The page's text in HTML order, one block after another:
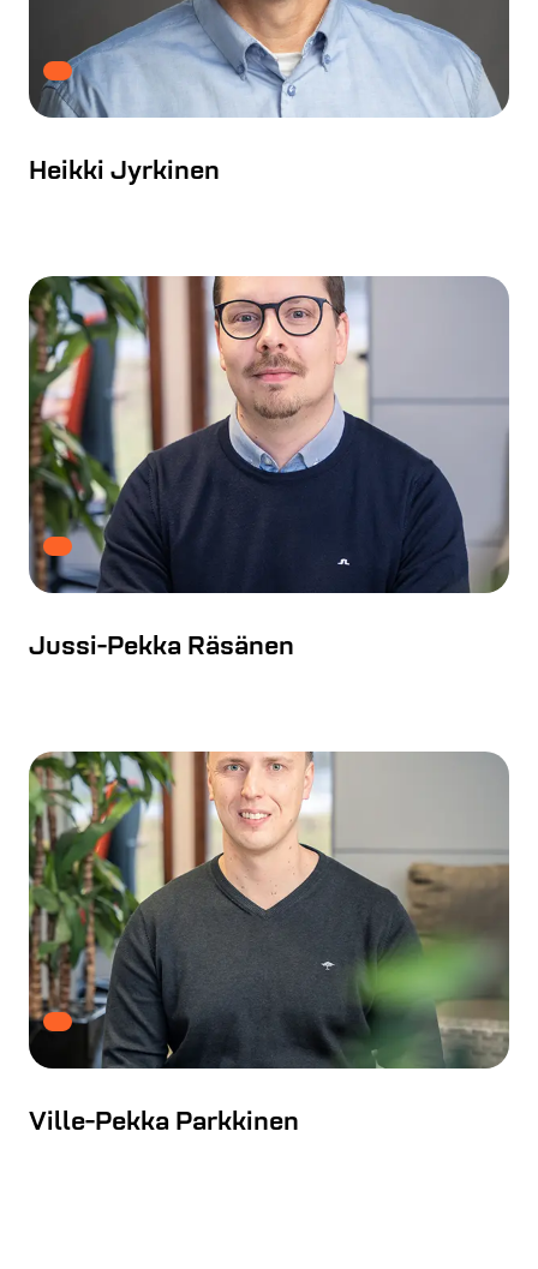
Heikki Jyrkinen
Jussi-Pekka Räsänen
Ville-Pekka Parkkinen